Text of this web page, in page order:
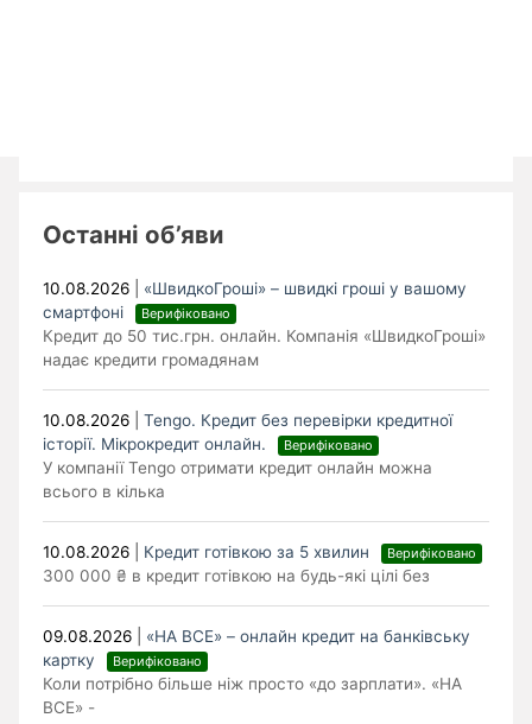
Останні об’яви
10.08.2026
«ШвидкоГроші» – швидкі гроші у вашому
смартфоні
Верифіковано
Кредит до 50 тис.грн. онлайн. Компанія «ШвидкоГроші»
надає кредити громадянам
10.08.2026 |Tengo. Кредит без перевірки кредитної
історії. Мікрокредит онлайн.
Верифіковано
У компанії Tengo отримати кредит онлайн можна
всього в кілька
10.08.2026 Кредит готівкою за 5 хвилин Верифіковано
300 000 ₴ в кредит готівкою на будь-які цілі без
09.08.2026
«НА ВСЕ» – онлайн кредит на банківську
картку
Верифіковано
Коли потрібно більше ніж просто «до зарплати». «НА
ВСЕ» -